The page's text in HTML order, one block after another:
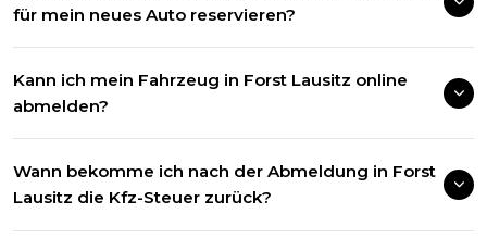
für mein neues Auto reservieren?
Kann ich mein Fahrzeug in Forst Lausitz online
abmelden?
Wann bekomme ich nach der Abmeldung in Forst
Lausitz die Kfz-Steuer zurück?